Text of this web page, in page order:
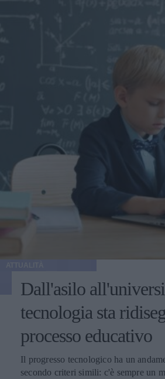
Dall'asilo
tecnologia sta
processo educativo
Il progresso tecnologico ha un
secondo criteri simili: c'è sempre un